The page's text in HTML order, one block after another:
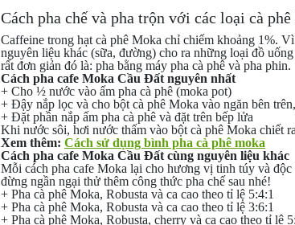
Cách pha chế và pha trộn với các loại cà phê
Caffeine trong hạt cà phê Moka chỉ chiếm khoảng 1%.
nguyên liệu khác (sữa, đường) cho ra những loại đồ
rất đơn giản đó là: pha bằng máy pha cà phê và pha phin.
Cách pha cafe Moka Cầu Đất nguyên nhất
+ Cho ½ nước vào ấm pha cà phê (moka pot)
+ Đậy nắp lọc và cho bột cà phê Moka vào ngăn bên
+ Đặt phần nắp ấm pha cà phê và đặt trên bếp lửa
Khi nước sôi, hơi nước thấm vào bột cà phê Moka chiết
Xem thêm: Cách sử dụng bình pha cà phê moka
Cách pha cafe Moka Cầu Đất cùng nguyên liệu khác
Mỗi cách pha cafe Moka lại cho hương vị tinh túy và
đừng ngần ngại thử thêm công thức pha chế sau nhé!
+ Pha cà phê Moka, Robusta và ca cao theo tỉ lệ 5:4:1
+ Pha cà phê Moka, Robusta và ca cao theo tỉ lệ 3:6:1
+ Pha cà phê Moka, Robusta, cherry và ca cao theo tỉ lệ